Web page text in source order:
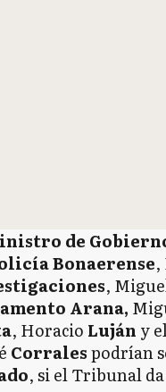
de
Bonaerense
,
Arana,
, Horacio Luján y
Corralespodrían
, si el Tribunal